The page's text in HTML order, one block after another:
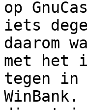
op
iets
daarom
met het
tegen in